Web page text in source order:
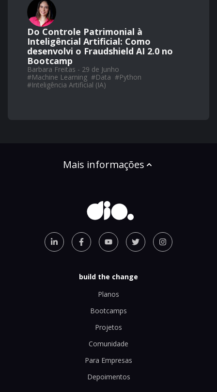
Do Controle Patrimonial à
Inteligêncial Artificial: Como
desenvolvi o Fraudshield AI 2.0 no
Bootcamp
Barbara Freitas - 29 de Junho
#Machine Learning #Data #Python
#Inteligência Artificial (IA)
Mais informações
build the change
Planos
Bootcamps
Projetos
Comunidade
Para Empresas
Depoimentos